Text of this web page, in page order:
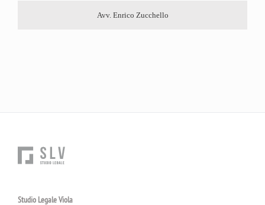
Avv. Enrico Zucchello
Studio Legale Viola